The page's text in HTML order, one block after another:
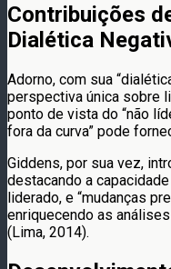
Contribuições
Dialética
Adorno, com sua
perspectiva única sobre
ponto de vista do “não
fora da curva” pode
Giddens, por sua vez,
destacando a
liderado, e “mudanças
enriquecendo as
(Lima, 2014).